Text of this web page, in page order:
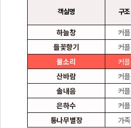
객실명 구조
하늘창 커플
들꽃향기
커플
물소리
커플
산바람
커플
솔내음
커플
은하수
커플
통나무별장
가족